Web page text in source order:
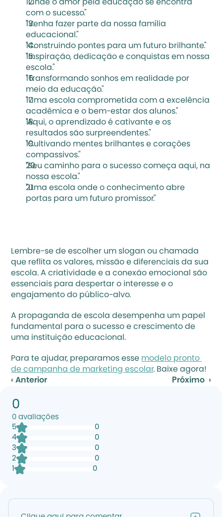
"Onde o amor pela educação se encontra
com o sucesso."
"Venha fazer parte da nossa família
educacional."
"Construindo pontes para um futuro brilhante."
"Inspiração, dedicação e conquistas em nossa
escola."
"Transformando sonhos em realidade por
meio da educação."
"Uma escola comprometida com a excelência
acadêmica e o bem-estar dos alunos."
"Aqui, o aprendizado é cativante e os
resultados são surpreendentes."
"Cultivando mentes brilhantes e corações
compassivos."
"Seu caminho para o sucesso começa aqui, na
nossa escola."
"Uma escola onde o conhecimento abre
portas para um futuro promissor."
Lembre-se de escolher um slogan ou chamada
que reflita os valores, missão e diferenciais da sua
escola. A criatividade e a conexão emocional são
essenciais para despertar o interesse e o
engajamento do público-alvo.
A propaganda de escola desempenha um papel
fundamental para o sucesso e crescimento de
uma instituição educacional.
Para te ajudar, preparamos esse modelo pronto
de campanha de marketing escolar. Baixe agora!
‹ Anterior
Próximo  ›
0
0 avaliações
5
0
4
0
3
0
2
0
0